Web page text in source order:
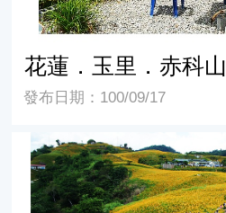
花蓮．玉里．赤科山
發布日期：100/09/17
花蓮‧富里‧六十石山